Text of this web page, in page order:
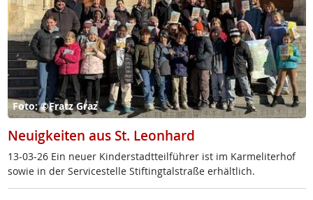
Foto: ©Fratz Graz
Neuigkeiten aus St. Leonhard
13-03-26 Ein neu­er Kin­der­stadt­teil­füh­rer ist im Kar­me­li­ter­hof
so­wie in der Ser­vice­s­tel­le Stif­ting­tal­stra­ße er­hält­lich.